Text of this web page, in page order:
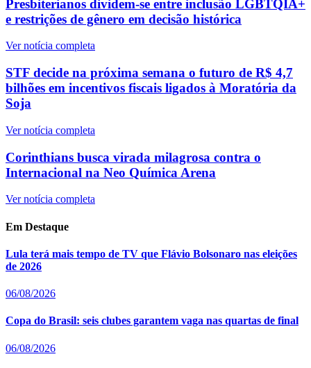
Presbiterianos dividem-se entre inclusão LGBTQIA+
e restrições de gênero em decisão histórica
Ver notícia completa
STF decide na próxima semana o futuro de R$ 4,7
bilhões em incentivos fiscais ligados à Moratória da
Soja
Ver notícia completa
Corinthians busca virada milagrosa contra o
Internacional na Neo Química Arena
Ver notícia completa
Em Destaque
Lula terá mais tempo de TV que Flávio Bolsonaro nas eleições
de 2026
06/08/2026
Copa do Brasil: seis clubes garantem vaga nas quartas de final
06/08/2026